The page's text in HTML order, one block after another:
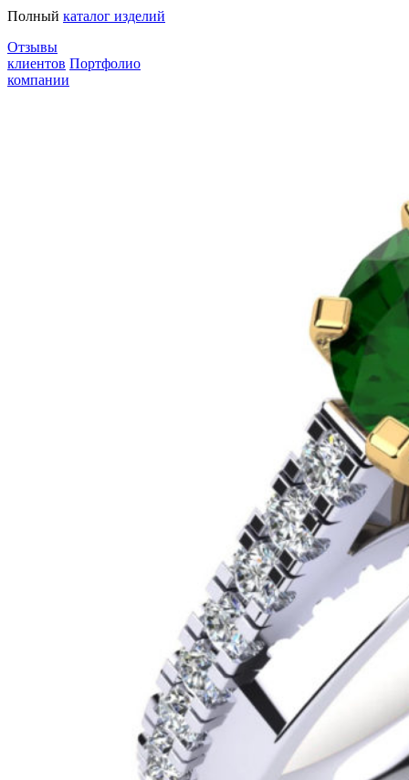
Полный каталог изделий
Отзывы
клиентов Портфолио
компании